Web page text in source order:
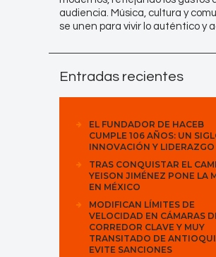
audiencia. Música, cultura y
se unen para vivir lo auténtico y
Entradas recientes
EL FUNDADOR DE HACEB
CUMPLE 106 AÑOS: UN
INNOVACIÓN Y LIDERAZGO
TRAS CONQUISTAR EL
YEISON JIMÉNEZ PONE LA
EN MÉXICO
MODIFICAN LÍMITES DE
VELOCIDAD EN CÁMARAS
CORREDOR CLAVE Y MUY
TRANSITADO DE
EVITE SANCIONES